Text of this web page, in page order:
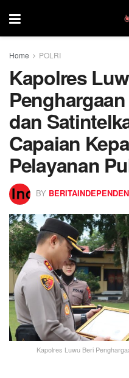
Home POLRI
Kapolres
dan
Capaian
Pelayanan
BY BERITAINDEPENDEN
Kapolres Luwu Beri